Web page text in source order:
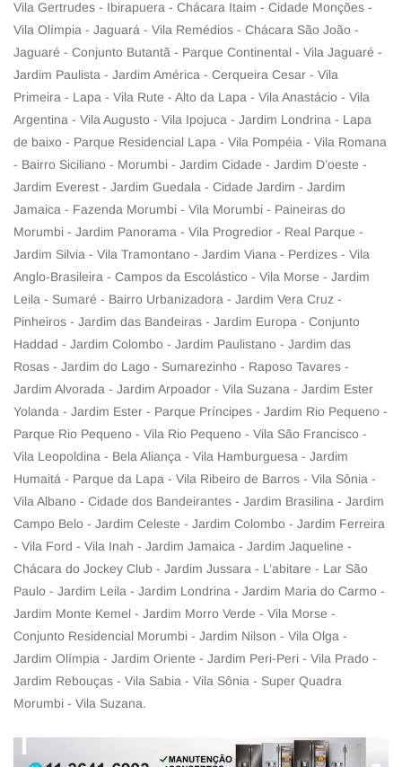
Vila Gertrudes - Ibirapuera - Chácara Itaim - Cidade Monções -
Vila Olímpia - Jaguará - Vila Remédios - Chácara São João -
Jaguaré - Conjunto Butantã - Parque Continental - Vila Jaguaré -
Jardim Paulista - Jardim América - Cerqueira Cesar - Vila
Primeira - Lapa - Vila Rute - Alto da Lapa - Vila Anastácio - Vila
Argentina - Vila Augusto - Vila Ipojuca - Jardim Londrina - Lapa
de baixo - Parque Residencial Lapa - Vila Pompéia - Vila Romana
- Bairro Siciliano - Morumbi - Jardim Cidade - Jardim D’oeste -
Jardim Everest - Jardim Guedala - Cidade Jardim - Jardim
Jamaica - Fazenda Morumbi - Vila Morumbi - Paineiras do
Morumbi - Jardim Panorama - Vila Progredior - Real Parque -
Jardim Silvia - Vila Tramontano - Jardim Viana - Perdizes - Vila
Anglo-Brasileira - Campos da Escolástico - Vila Morse - Jardim
Leila - Sumaré - Bairro Urbanizadora - Jardim Vera Cruz -
Pinheiros - Jardim das Bandeiras - Jardim Europa - Conjunto
Haddad - Jardim Colombo - Jardim Paulistano - Jardim das
Rosas - Jardim do Lago - Sumarezinho - Raposo Tavares -
Jardim Alvorada - Jardim Arpoador - Vila Suzana - Jardim Ester
Yolanda - Jardim Ester - Parque Príncipes - Jardim Rio Pequeno -
Parque Rio Pequeno - Vila Rio Pequeno - Vila São Francisco -
Vila Leopoldina - Bela Aliança - Vila Hamburguesa - Jardim
Humaitá - Parque da Lapa - Vila Ribeiro de Barros - Vila Sônia -
Vila Albano - Cidade dos Bandeirantes - Jardim Brasilina - Jardim
Campo Belo - Jardim Celeste - Jardim Colombo - Jardim Ferreira
- Vila Ford - Vila Inah - Jardim Jamaica - Jardim Jaqueline -
Chácara do Jockey Club - Jardim Jussara - L’abitare - Lar São
Paulo - Jardim Leila - Jardim Londrina - Jardim Maria do Carmo -
Jardim Monte Kemel - Jardim Morro Verde - Vila Morse -
Conjunto Residencial Morumbi - Jardim Nilson - Vila Olga -
Jardim Olímpia - Jardim Oriente - Jardim Peri-Peri - Vila Prado -
Jardim Rebouças - Vila Sabia - Vila Sônia - Super Quadra
Morumbi - Vila Suzana.